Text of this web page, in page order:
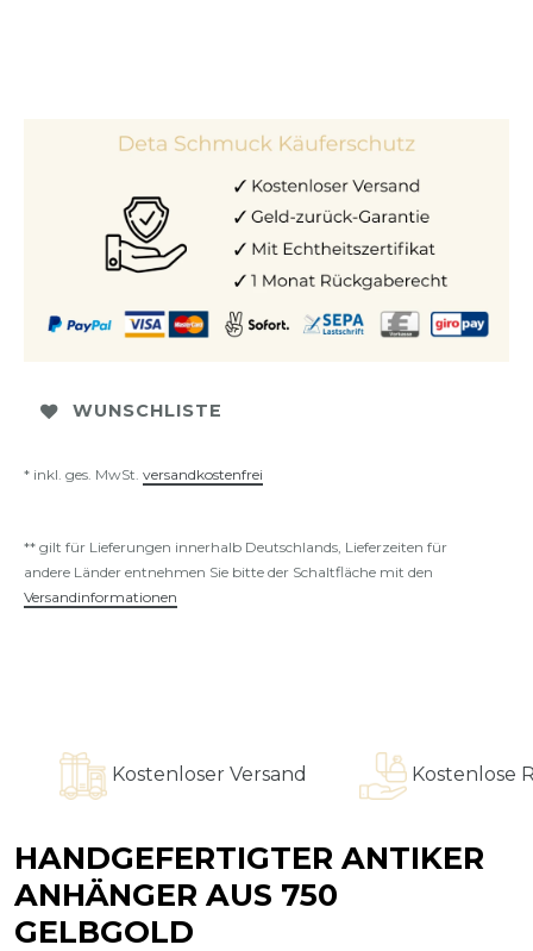
WUNSCHLISTE
* inkl. ges. MwSt. versandkostenfrei
** gilt für Lieferungen innerhalb Deutschlands, Lieferzeiten für
andere Länder entnehmen Sie bitte der Schaltfläche mit den
Versandinformationen
Kostenloser Versand Kostenlose
HANDGEFERTIGTER ANTIKER
ANHÄNGER AUS 750
GELBGOLD